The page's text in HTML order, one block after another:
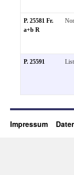
P. 25581 Fr.
a+b R
P. 25591
Impressum